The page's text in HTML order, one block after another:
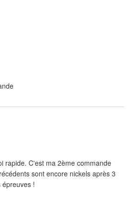
rapide. C'est ma 2ème commande
sont encore nickels après 3
!